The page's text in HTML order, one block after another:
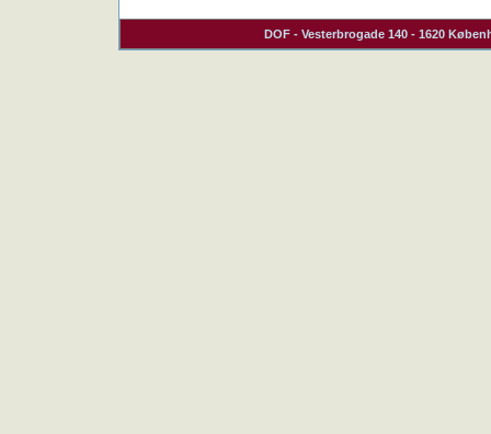
DOF - Vesterbrogade 140 - 1620